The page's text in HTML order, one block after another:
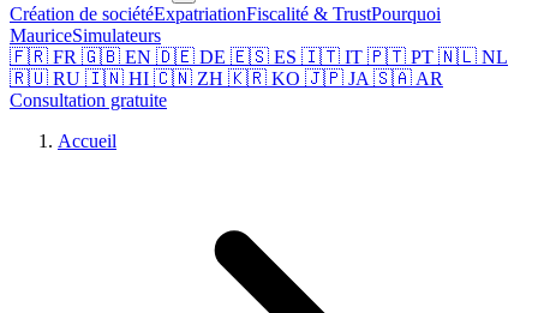
Création de sociétéExpatriationFiscalité & TrustPourquoi
MauriceSimulateurs
🇫🇷 FR 🇬🇧 EN 🇩🇪 DE 🇪🇸 ES 🇮🇹 IT 🇵🇹 PT 🇳🇱 NL
🇷🇺 RU 🇮🇳 HI 🇨🇳 ZH 🇰🇷 KO 🇯🇵 JA 🇸🇦 AR
Consultation gratuite
Accueil